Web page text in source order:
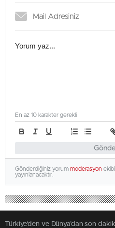
En az 10 karakter gerekli
Gönderdiğiniz yorum moderasyon
yayınlanacaktır.
Türkiye'den ve Dünya’dan son